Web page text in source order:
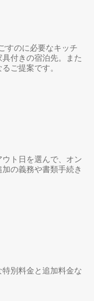
すのに必要なキッチ
付きの宿泊先。また
ご提案です。
ト日を選んで、オン
の義務や書類手続き
別料金と追加料金な